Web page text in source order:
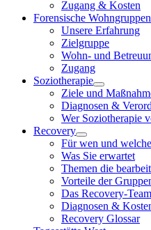
Zugang & Kosten
Forensische Wohngruppen
Unsere Erfahrung
Zielgruppe
Wohn- und
Zugang
Soziotherapie
Ziele und
Diagnosen &
Wer Soziotherapie
Recovery
Für wen und
Was Sie erwartet
Themen die
Vorteile der
Das Recovery-
Diagnosen &
Recovery Glossar